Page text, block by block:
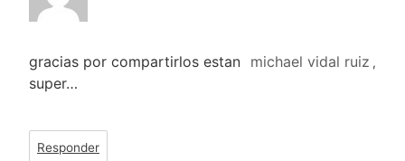
michael vidal ruiz ,
gracias por compartirlos estan
super…
Responder